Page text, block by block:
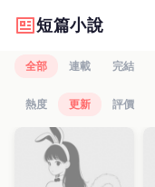
短篇小說
全部 連載 完結
熱度 更新 評價